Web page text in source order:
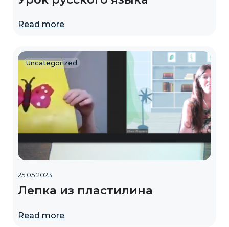
Read more
Uncategorized
25.05.2023
Лепка из пластилина
Read more